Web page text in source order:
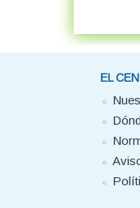
EL